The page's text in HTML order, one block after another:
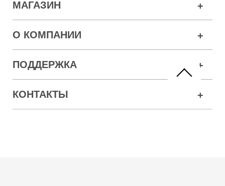
МАГАЗИН
О КОМПАНИИ
ПОДДЕРЖКА
КОНТАКТЫ